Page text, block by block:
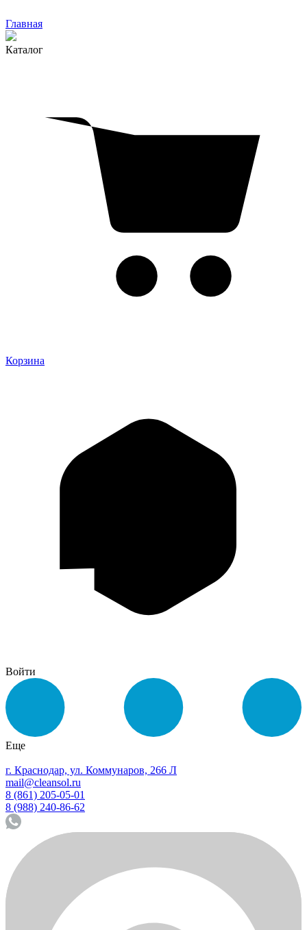
Главная
Каталог
Корзина
Войти
Еще
г. Краснодар, ул. Коммунаров, 266 Л
mail@cleansol.ru
8 (861) 205-05-01
8 (988) 240-86-62